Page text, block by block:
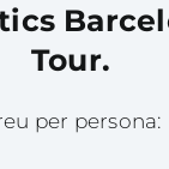
Tour.
per persona: